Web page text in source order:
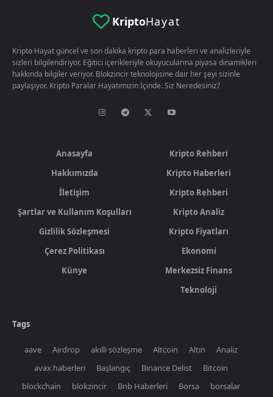
KriptoHayat
Kripto Hayat güncel ve son dakika kripto para haberleri ve analizleriyle
sizleri bilgilendiriyor. Eğitici içerikleriyle okuyucularina piyasa dinamikleri
hakkında bilgiler veriyor. Blokzincir teknolojisine dair her şeyi sizinle
paylaşıyor. Kripto Paralar Hayatımızın İçinde. Siz Neredesiniz?
Anasayfa
Hakkımızda
İletişim
Şartlar ve Kullanım Koşulları
Gizlilik Sözleşmesi
Çerez Politikası
Künye
Kripto Rehberi
Kripto Haberleri
Kripto Rehberi
Kripto Analiz
Kripto Fiyatları
Ekonomi
Merkezsiz Finans
Teknoloji
Tags
aave Airdrop akıllı sözleşme Altcoin Altın
Analiz
avax haberleri
Başlangıç Binance Delist
Bitcoin
blockchain
blokzincir Bnb Haberleri Borsa
borsalar